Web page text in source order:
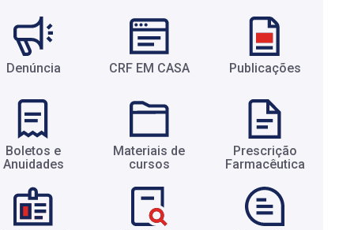
Denúncia CRF EM CASA Publicações
Boletos e
Anuidades​
Materiais de
cursos​
Prescrição
Farmacêutica​